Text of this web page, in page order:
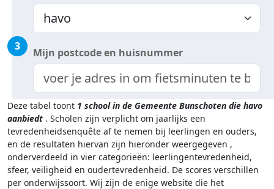
3 Mijn postcode en huisnummer
Deze tabel toont 1 school in de Gemeente Bunschoten die havo
aanbiedt . Scholen zijn verplicht om jaarlijks een
tevredenheidsenquête af te nemen bij leerlingen en ouders,
en de resultaten hiervan zijn hieronder weergegeven ,
onderverdeeld in vier categorieën: leerlingentevredenheid,
sfeer, veiligheid en oudertevredenheid. De scores verschillen
per onderwijssoort. Wij zijn de enige website die het